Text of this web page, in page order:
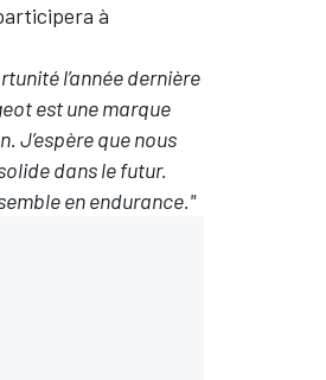
à
l’année dernière
est une marque
J’espère que nous
dans le futur.
en endurance."